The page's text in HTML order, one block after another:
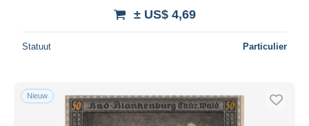
± US$ 4,69
Statuut Particulier
Nieuw